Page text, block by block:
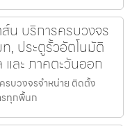
น บริการครบวงจร
, ประตูรั้วอัตโนมัติ
ละ ภาคตะวันออก
รบวงจรจำหน่าย ติดตั้ง
รทุกพื้นก